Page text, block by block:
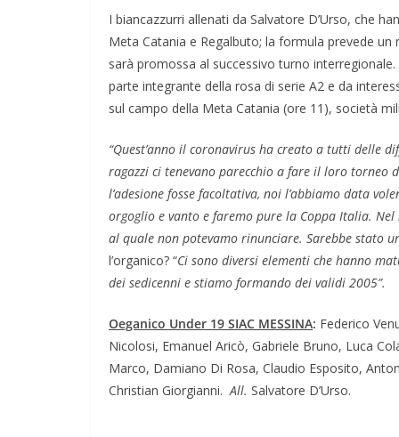
I biancazzurri allenati da Salvatore D’Urso, che
Meta Catania e Regalbuto; la formula prevede un
sarà promossa al successivo turno
parte integrante della rosa di serie A2 e da
sul campo della Meta Catania (ore 11), società
“Quest’anno il coronavirus ha creato a tutti delle
ragazzi ci tenevano parecchio a fare il loro torneo
l’adesione fosse facoltativa, noi l’abbiamo data
orgoglio e vanto e faremo pure la Coppa Italia. Nel
al quale non potevamo rinunciare. Sarebbe stato
l’organico? “Ci sono diversi elementi che hanno
dei sedicenni e stiamo formando dei validi 2005”.
Oeganico Under 19 SIAC MESSINA: Federico
Nicolosi, Emanuel Aricò, Gabriele Bruno, Luca
Marco, Damiano Di Rosa, Claudio Esposito,
Christian Giorgianni.All. Salvatore D’Urso.